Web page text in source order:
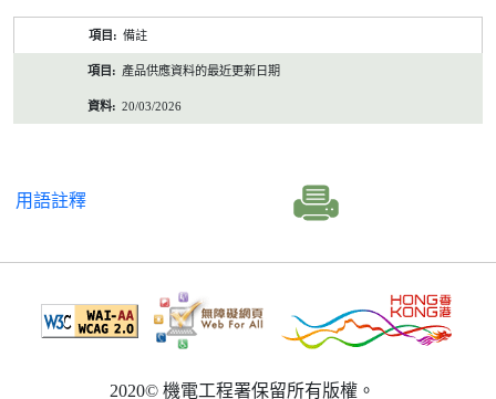
備註
產品供應資料的最近更新日期
20/03/2026
用語註釋
2020© 機電工程署保留所有版權。